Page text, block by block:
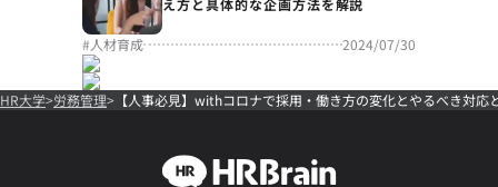
#人材育成 2024/07/30
HR大学 労務管理 【人事必見】withコロナで採用・働き方の変化とやるべき対応